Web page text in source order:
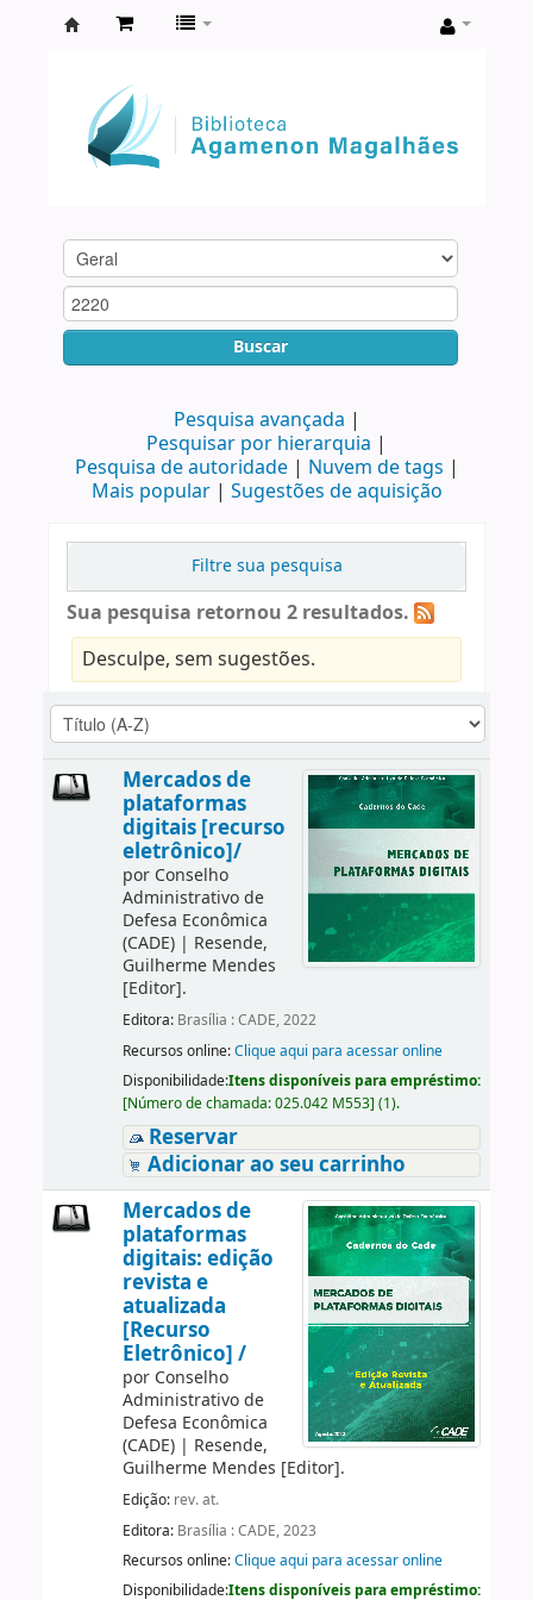
Agamenon
Magalhães
Buscar
Pesquisa avançada
Pesquisar por hierarquia
Pesquisa de autoridade
Nuvem de tags
Mais popular
Sugestões de aquisição
Filtre sua pesquisa
Sua pesquisa retornou 2 resultados.
Desculpe, sem sugestões.
Mercados de
plataformas
digitais [recurso
eletrônico]/
por Conselho
Administrativo de
Defesa Econômica
(CADE)| Resende,
Guilherme Mendes
[Editor].
Editora: Brasília : CADE, 2022
Recursos online:Clique aqui para acessar online
Disponibilidade:Itens disponíveis para empréstimo:
[Número de chamada:025.042 M553] (1).
Reservar
Adicionar ao seu carrinho
Mercados de
plataformas
digitais: edição
revista e
atualizada
[Recurso
Eletrônico] /
por Conselho
Administrativo de
Defesa Econômica
(CADE)| Resende,
Guilherme Mendes [Editor].
Edição: rev. at.
Editora: Brasília : CADE, 2023
Recursos online:Clique aqui para acessar online
Disponibilidade:Itens disponíveis para empréstimo: